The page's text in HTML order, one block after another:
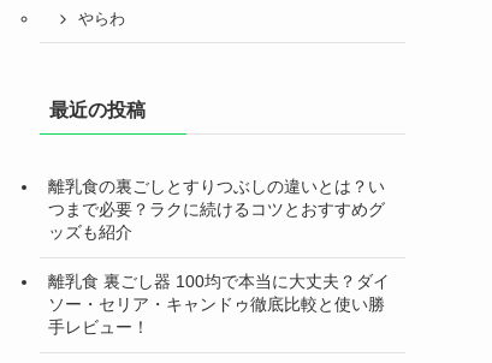
やらわ
最近の投稿
離乳食の裏ごしとすりつぶしの違いとは？い
つまで必要？ラクに続けるコツとおすすめグ
ッズも紹介
離乳食 裏ごし器 100均で本当に大丈夫？ダイ
ソー・セリア・キャンドゥ徹底比較と使い勝
手レビュー！